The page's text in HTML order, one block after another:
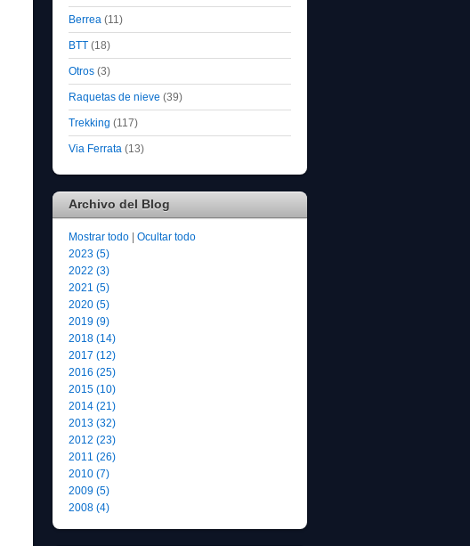
Berrea (11)
BTT (18)
Otros (3)
Raquetas de nieve (39)
Trekking (117)
Via Ferrata (13)
Archivo del Blog
Mostrar todo | Ocultar todo
2023 (5)
2022 (3)
2021 (5)
2020 (5)
2019 (9)
2018 (14)
2017 (12)
2016 (25)
2015 (10)
2014 (21)
2013 (32)
2012 (23)
2011 (26)
2010 (7)
2009 (5)
2008 (4)